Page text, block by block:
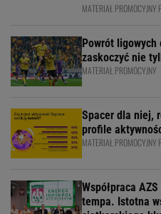
MATERIAŁ PROMOCYJNY
Powrót
zaskoczyć nie
MATERIAŁ PROMOCYJNY
Spacer dla niej,
profile
MATERIAŁ PROMOCYJNY
Współpraca
tempa. Istotna